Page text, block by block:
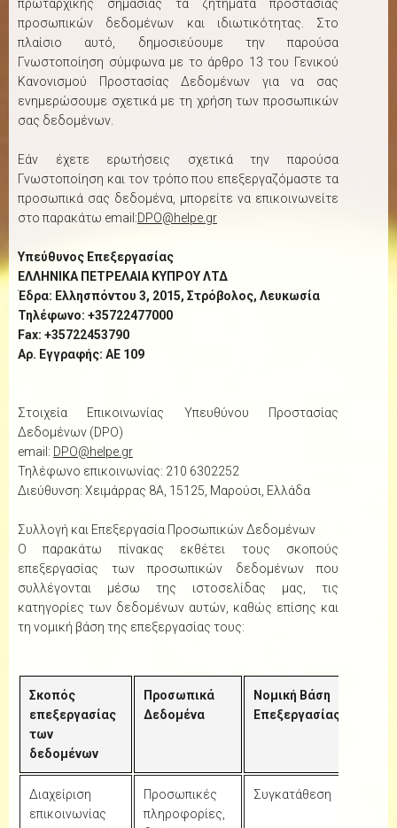
πρωταρχικής σημασίας τα ζητήματα προστασίας
προσωπικών δεδομένων και ιδιωτικότητας. Στο
πλαίσιο αυτό, δημοσιεύουμε την παρούσα
Γνωστοποίηση σύμφωνα με το άρθρο 13 του Γενικού
Κανονισμού Προστασίας Δεδομένων για να σας
ενημερώσουμε σχετικά με τη χρήση των προσωπικών
σας δεδομένων.
Εάν έχετε ερωτήσεις σχετικά την παρούσα
Γνωστοποίηση και τον τρόπο που επεξεργαζόμαστε τα
προσωπικά σας δεδομένα, μπορείτε να επικοινωνείτε
στο παρακάτω email:DPO@helpe.gr
Υπεύθυνος Επεξεργασίας
ΕΛΛΗΝΙΚΑ ΠΕΤΡΕΛΑΙΑ ΚΥΠΡΟΥ ΛΤΔ
Έδρα: Ελλησπόντου 3, 2015, Στρόβολος, Λευκωσία
Τηλέφωνο: +35722477000
Fax: +35722453790
Αρ. Εγγραφής: AE 109
Στοιχεία Επικοινωνίας Υπευθύνου Προστασίας
Δεδομένων (DPO)
email: DPO@helpe.gr
Τηλέφωνο επικοινωνίας: 210 6302252
Διεύθυνση: Χειμάρρας 8Α, 15125, Μαρούσι, Ελλάδα
Συλλογή και Επεξεργασία Προσωπικών Δεδομένων
Ο παρακάτω πίνακας εκθέτει τους σκοπούς
επεξεργασίας των προσωπικών δεδομένων που
συλλέγονται μέσω της ιστοσελίδας μας, τις
κατηγορίες των δεδομένων αυτών, καθώς επίσης και
τη νομική βάση της επεξεργασίας τους:
Σκοπός
επεξεργασίας
των
δεδομένων
Προσωπικά
Δεδομένα
Νομική Βάση
Επεξεργασίας
Διαχείριση
επικοινωνίας
Προσωπικές
πληροφορίες,
Συγκατάθεση